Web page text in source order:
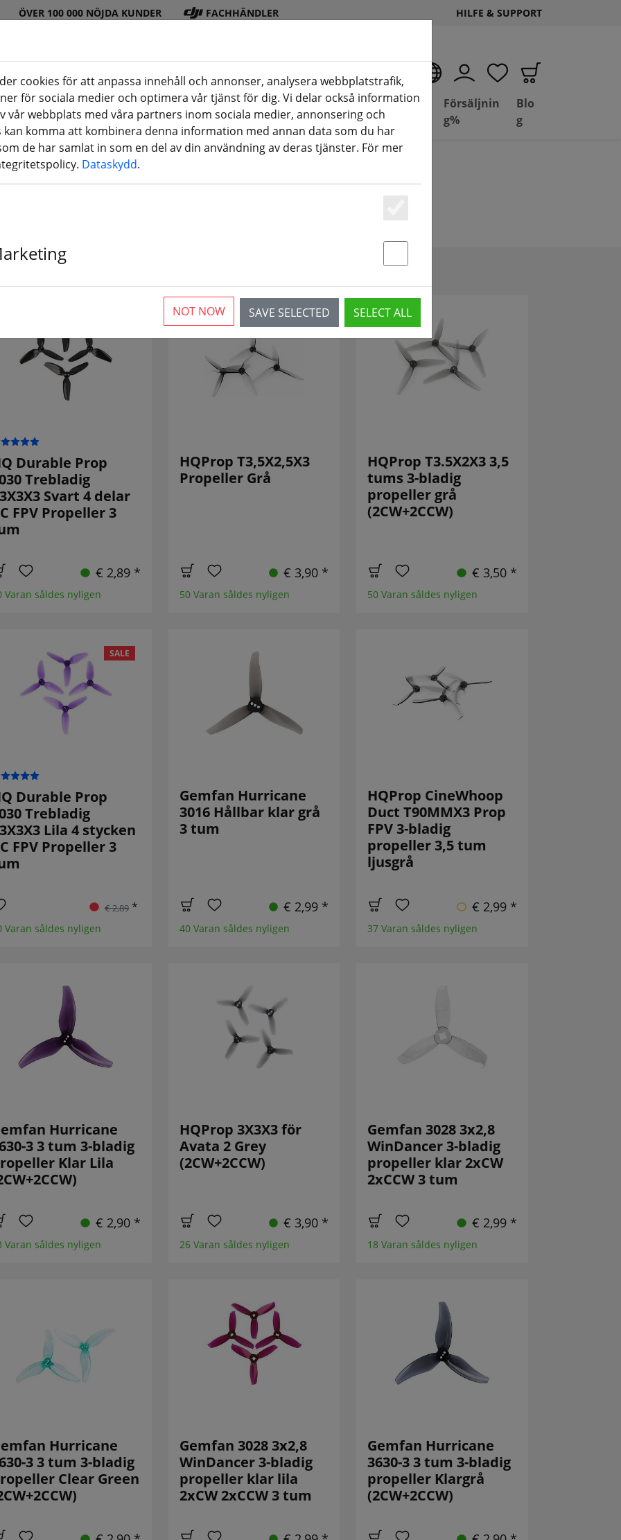
ÖVER 100 000 NÖJDA KUNDER FACHHÄNDLER HILFE & SUPPORT
DJI
butik
Batteri
er
Propell
er(aktuelle Seite)
Tillbeh
ör
3D-
utskrifter
Deal
Depot
Basil
Försäljnin
g%
Blo
g
Durable Prop
Trebladig
Svart 4 delar
FPV Propeller 3
€ 2,89 *
Varan såldes nyligen
HQProp T3,5X2,5X3
Propeller Grå
€ 3,90 *
50 Varan såldes nyligen
HQProp T3.5X2X3 3,5
tums 3-bladig
propeller grå
(2CW+2CCW)
€ 3,50 *
50 Varan såldes nyligen
SALE
Durable Prop
Trebladig
Lila 4 stycken
FPV Propeller 3
€ 2,89*
Varan såldes nyligen
Gemfan Hurricane
3016 Hållbar klar grå
3 tum
€ 2,99 *
40 Varan såldes nyligen
HQProp CineWhoop
Duct T90MMX3 Prop
FPV 3-bladig
propeller 3,5 tum
ljusgrå
€ 2,99 *
37 Varan såldes nyligen
Hurricane
3 3 tum 3-bladig
Klar Lila
€ 2,90 *
Varan såldes nyligen
HQProp 3X3X3 för
Avata 2 Grey
(2CW+2CCW)
€ 3,90 *
26 Varan såldes nyligen
Gemfan 3028 3x2,8
WinDancer 3-bladig
propeller klar 2xCW
2xCCW 3 tum
€ 2,99 *
18 Varan såldes nyligen
Hurricane
3 3 tum 3-bladig
Clear Green
Gemfan 3028 3x2,8
WinDancer 3-bladig
propeller klar lila
2xCW 2xCCW 3 tum
Gemfan Hurricane
3630-3 3 tum 3-bladig
propeller Klargrå
(2CW+2CCW)
cookies för att anpassa innehåll och annonser, analysera webbplatstrafik,
för sociala medier och optimera vår tjänst för dig. Vi delar också information
vår webbplats med våra partners inom sociala medier, annonsering och
kan komma att kombinera denna information med annan data som du har
de har samlat in som en del av din användning av deras tjänster. För mer
Dataskydd.
SAVE SELECTED SELECT ALL
NOT NOW